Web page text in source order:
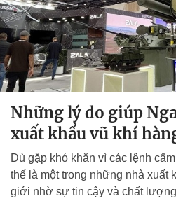
Những lý do giúp
xuất khẩu vũ khí
Dù gặp khó khăn vì các lệnh
thế là một trong những nhà xuất
giới nhờ sự tin cậy và chất